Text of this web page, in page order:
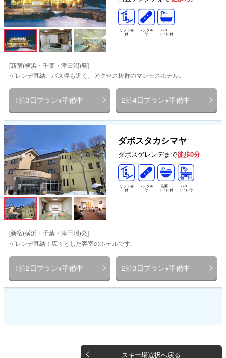
リフト券
付
レンタル
付
バス・
トイレ付
[新宿(横浜・千葉・津田沼)発]
ゲレンデ直結、バス停も近く、アクセス抜群のマンモスホテル。
1泊3日プラン※準備中 2泊4日プラン※準備中
ダボスタカシマヤ
ダボスゲレンデまで徒歩0分
リフト券
付
レンタル
付
洗面・
トイレ付
バス・
トイレ付
[新宿(横浜・千葉・津田沼)発]
ゲレンデ直結！広々とした客室のホテルです。
1泊2日プラン※準備中 2泊3日プラン※準備中
スキー場選択へ戻る